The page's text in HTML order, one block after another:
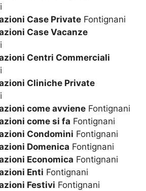
Case Private Fontignani
Case Vacanze
Centri Commerciali
Cliniche Private
come avviene Fontignani
come si fa Fontignani
Condomini Fontignani
Domenica Fontignani
Economica Fontignani
Enti Fontignani
Festivi Fontignani